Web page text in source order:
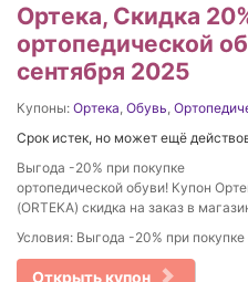
Ортека, Скидка
ортопедической
сентября 2025
Купоны: Ортека Обувь
Срок истек, но может ещё
Выгода -20% при покупке
ортопедической обуви! Купон
(ORTEKA) скидка на заказ в
Условия: Выгода -20% при
Открыть купон